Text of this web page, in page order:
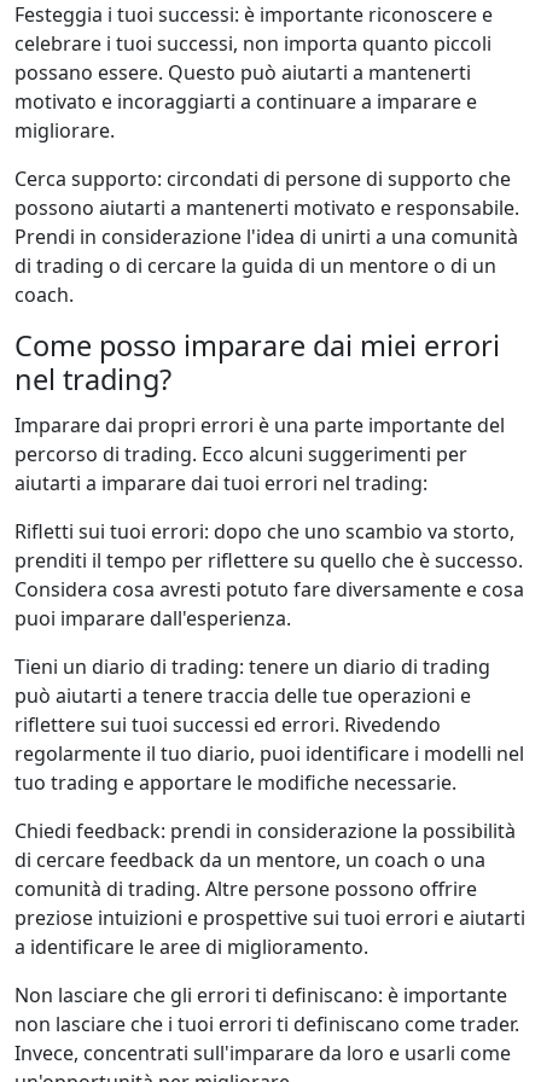
Festeggia i tuoi successi: è importante riconoscere e
celebrare i tuoi successi, non importa quanto piccoli
possano essere. Questo può aiutarti a mantenerti
motivato e incoraggiarti a continuare a imparare e
migliorare.
Cerca supporto: circondati di persone di supporto che
possono aiutarti a mantenerti motivato e responsabile.
Prendi in considerazione l'idea di unirti a una comunità
di trading o di cercare la guida di un mentore o di un
coach.
Come posso imparare dai miei errori
nel trading?
Imparare dai propri errori è una parte importante del
percorso di trading. Ecco alcuni suggerimenti per
aiutarti a imparare dai tuoi errori nel trading:
Rifletti sui tuoi errori: dopo che uno scambio va storto,
prenditi il tempo per riflettere su quello che è successo.
Considera cosa avresti potuto fare diversamente e cosa
puoi imparare dall'esperienza.
Tieni un diario di trading: tenere un diario di trading
può aiutarti a tenere traccia delle tue operazioni e
riflettere sui tuoi successi ed errori. Rivedendo
regolarmente il tuo diario, puoi identificare i modelli nel
tuo trading e apportare le modifiche necessarie.
Chiedi feedback: prendi in considerazione la possibilità
di cercare feedback da un mentore, un coach o una
comunità di trading. Altre persone possono offrire
preziose intuizioni e prospettive sui tuoi errori e aiutarti
a identificare le aree di miglioramento.
Non lasciare che gli errori ti definiscano: è importante
non lasciare che i tuoi errori ti definiscano come trader.
Invece, concentrati sull'imparare da loro e usarli come